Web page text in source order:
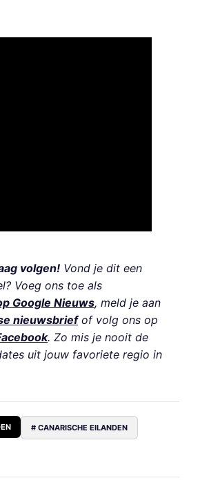
volgen! Vond je dit een
Voeg ons toe als
Google Nieuws, meld je aan
nieuwsbriefof volg ons op
. Zo mis je nooit de
uit jouw favoriete regio in
# CANARISCHE EILANDEN